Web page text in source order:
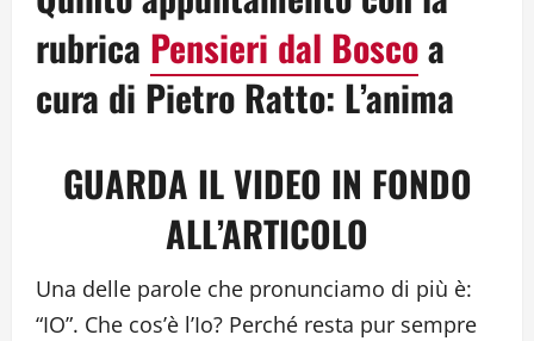
rubrica Pensieri dal Boscoa
cura di Pietro Ratto: L’anima
GUARDA IL VIDEO IN FONDO
ALL’ARTICOLO
Una delle parole che pronunciamo di più è:
“IO”. Che cos’è l’Io? Perché resta pur sempre